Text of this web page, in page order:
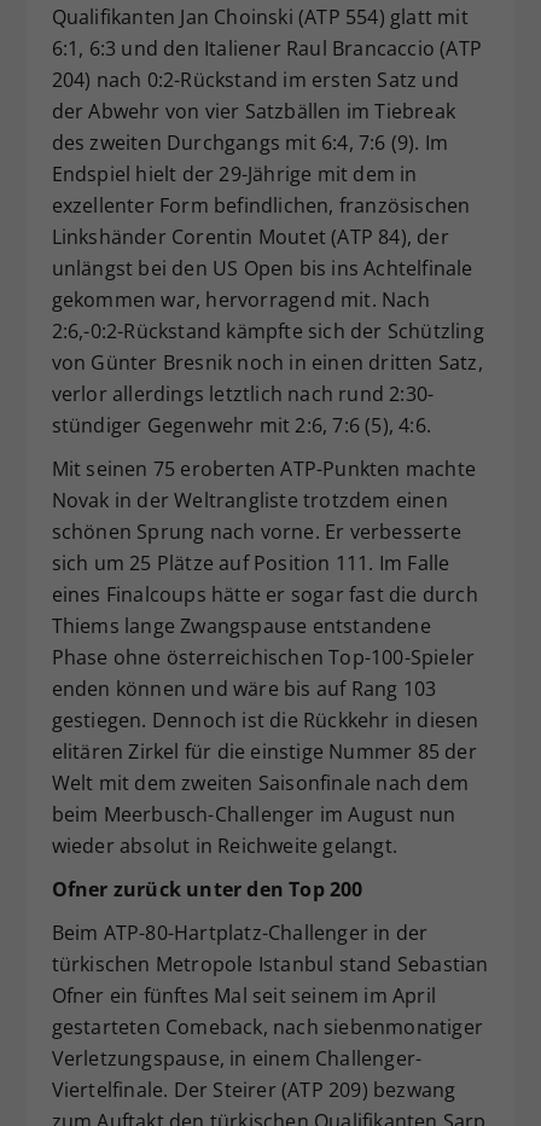
Qualifikanten Jan Choinski (ATP 554) glatt mit
6:1, 6:3 und den Italiener Raul Brancaccio (ATP
204) nach 0:2-Rückstand im ersten Satz und
der Abwehr von vier Satzbällen im Tiebreak
des zweiten Durchgangs mit 6:4, 7:6 (9). Im
Endspiel hielt der 29-Jährige mit dem in
exzellenter Form befindlichen, französischen
Linkshänder Corentin Moutet (ATP 84), der
unlängst bei den US Open bis ins Achtelfinale
gekommen war, hervorragend mit. Nach
2:6,-0:2-Rückstand kämpfte sich der Schützling
von Günter Bresnik noch in einen dritten Satz,
verlor allerdings letztlich nach rund 2:30-
stündiger Gegenwehr mit 2:6, 7:6 (5), 4:6.
Mit seinen 75 eroberten ATP-Punkten machte
Novak in der Weltrangliste trotzdem einen
schönen Sprung nach vorne. Er verbesserte
sich um 25 Plätze auf Position 111. Im Falle
eines Finalcoups hätte er sogar fast die durch
Thiems lange Zwangspause entstandene
Phase ohne österreichischen Top-100-Spieler
enden können und wäre bis auf Rang 103
gestiegen. Dennoch ist die Rückkehr in diesen
elitären Zirkel für die einstige Nummer 85 der
Welt mit dem zweiten Saisonfinale nach dem
beim Meerbusch-Challenger im August nun
wieder absolut in Reichweite gelangt.
Ofner zurück unter den Top 200
Beim ATP-80-Hartplatz-Challenger in der
türkischen Metropole Istanbul stand Sebastian
Ofner ein fünftes Mal seit seinem im April
gestarteten Comeback, nach siebenmonatiger
Verletzungspause, in einem Challenger-
Viertelfinale. Der Steirer (ATP 209) bezwang